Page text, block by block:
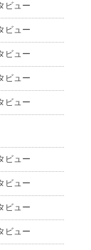
ビュー
ビュー
ビュー
ビュー
ビュー
ビュー
ビュー
ビュー
ビュー